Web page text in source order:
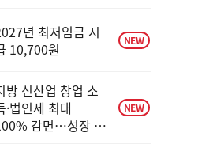
년 최저임금 시
10,700원
NEW
방 신산업 창업 소
·법인세 최대
감면…성장 지
NEW